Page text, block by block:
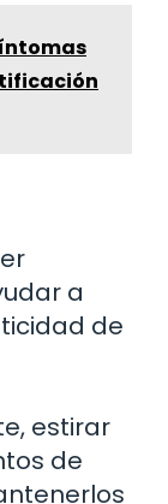
a
de
estirar
de